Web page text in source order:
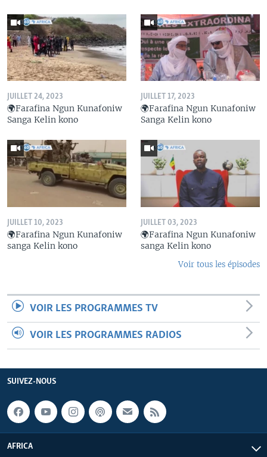
JUILLET 24, 2023
🌍Farafina Ngun Kunafoniw
Sanga Kelin kono
JUILLET 17, 2023
🌍Farafina Ngun Kunafoniw
Sanga Kelin kono
JUILLET 10, 2023
🌍Farafina Ngun Kunafoniw
sanga Kelin kono
JUILLET 03, 2023
🌍Farafina Ngun Kunafoniw
sanga Kelin kono
Voir tous les épisodes
VOIR LES PROGRAMMES TV
VOIR LES PROGRAMMES RADIOS
SUIVEZ-NOUS
AFRICA